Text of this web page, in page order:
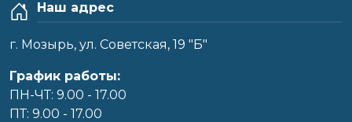
Наш адрес
г. Мозырь, ул. Советская, 19 "Б"
График работы:
ПН-ЧТ: 9.00 - 17.00
ПТ: 9.00 - 17.00